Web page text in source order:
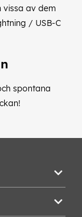
vissa av dem
/ USB-C
spontana